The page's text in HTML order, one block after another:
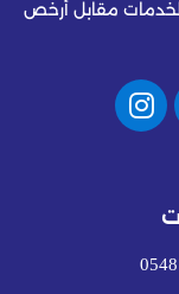
الخدمات مقابل أرخص